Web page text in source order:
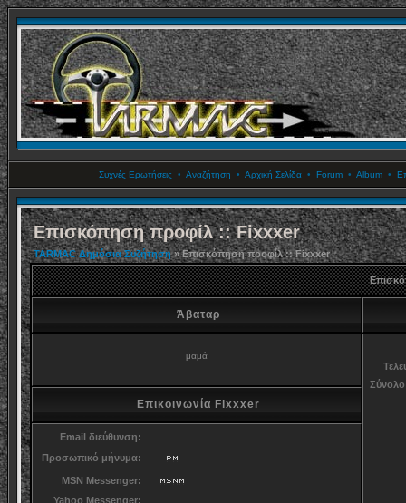
Συχνές Ερωτήσεις • Αναζήτηση • Αρχική Σελίδα• Forum• Album•
Επισκόπηση προφίλ :: Fixxxer
TARMAC Δημόσια Συζήτηση» Επισκόπηση προφίλ :: Fixxxer
Άβαταρ
μαμά
Επικοινωνία Fixxxer
Email διεύθυνση:
Προσωπικό μήνυμα:
MSN Messenger:
Yahoo Messenger: